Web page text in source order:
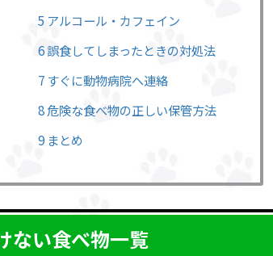
5 アルコール・カフェイン
6 誤食してしまったときの対処法
7 すぐに動物病院へ連絡
8 危険な食べ物の正しい保管方法
9 まとめ
ない食べ物一覧